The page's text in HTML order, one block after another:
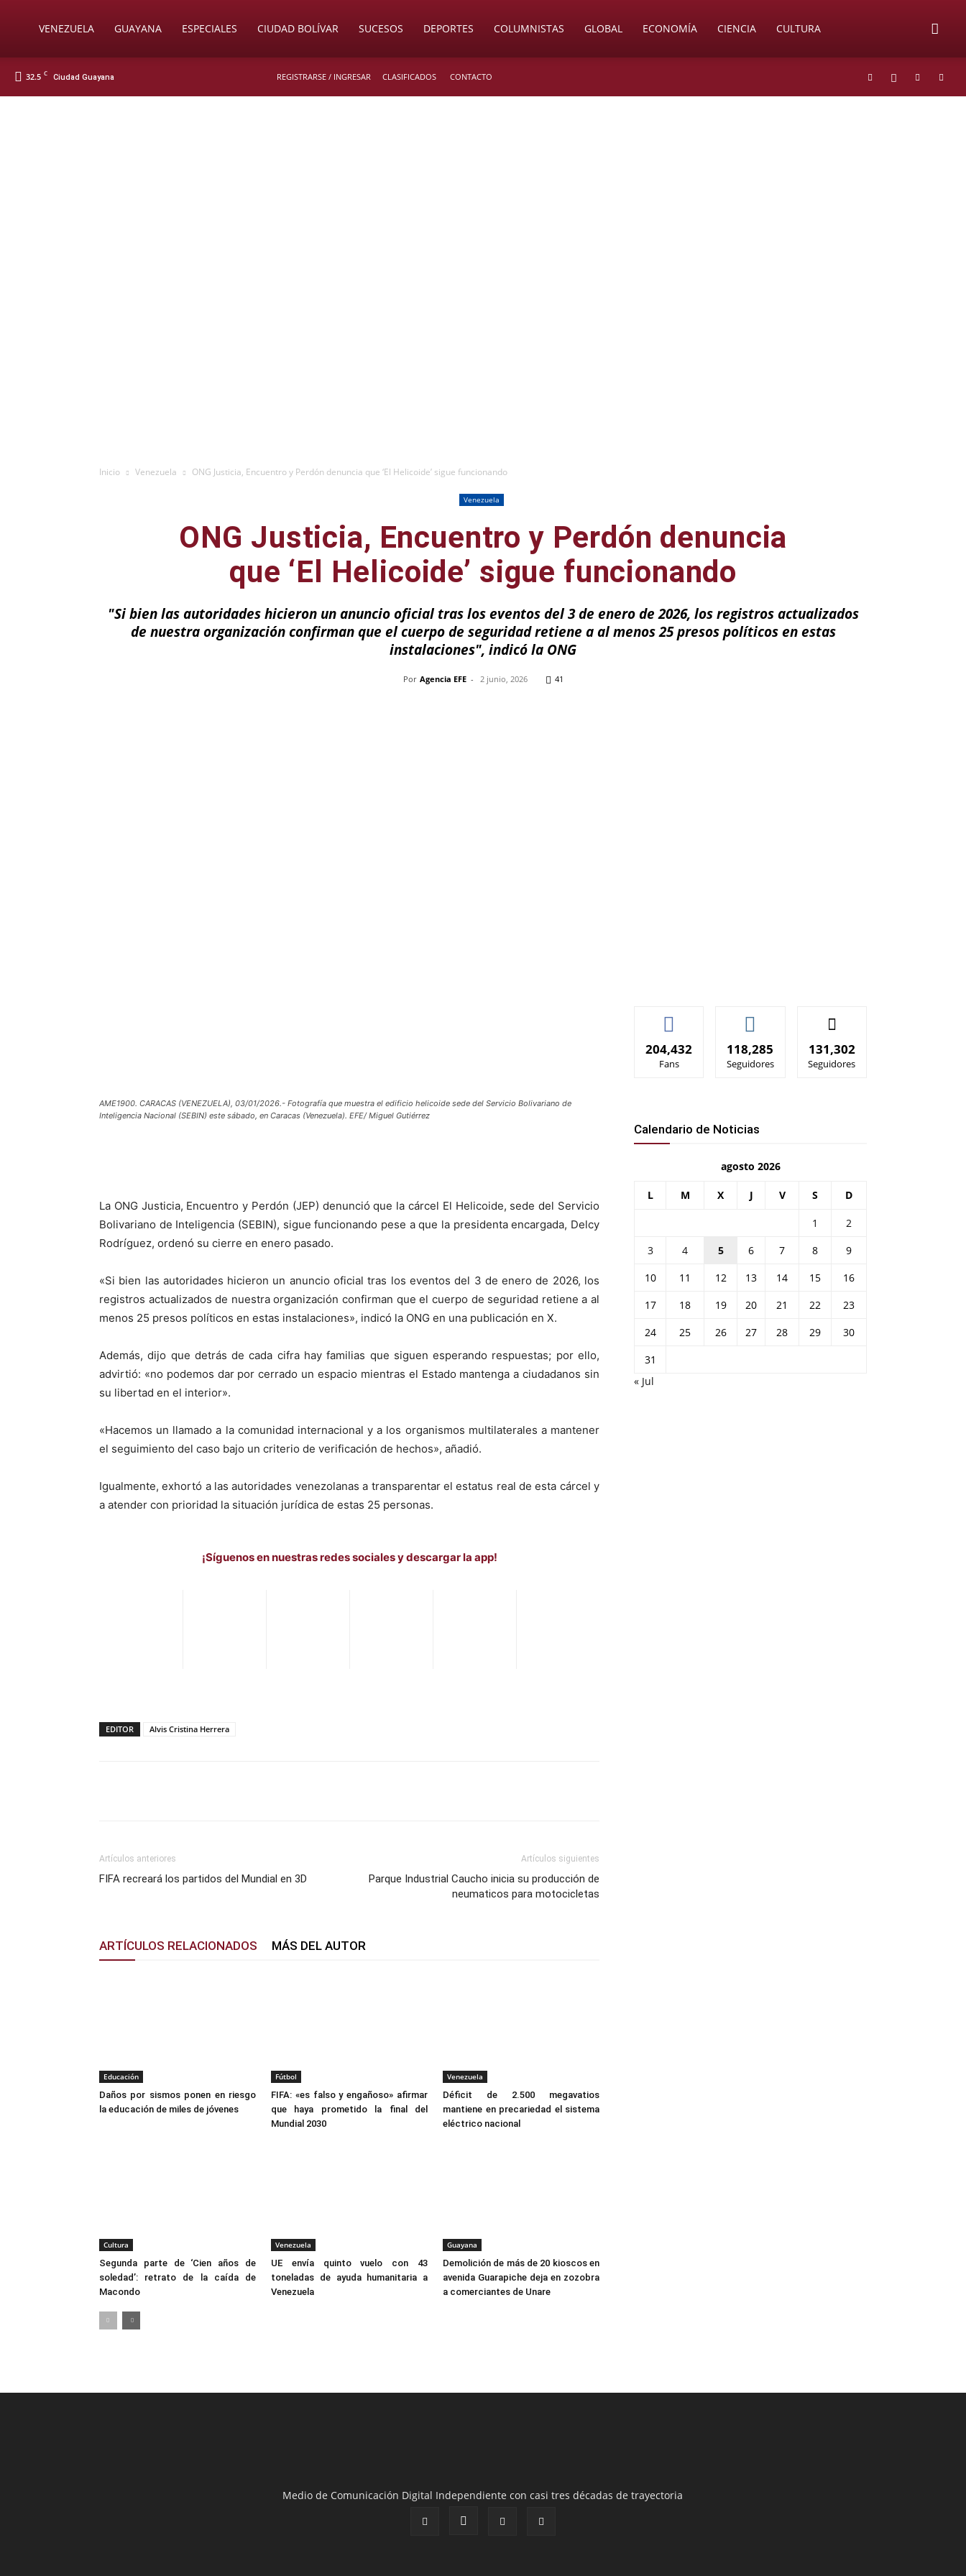
SoyVENEZUELA GUAYANA ESPECIALES CIUDAD BOLÍVAR SUCESOS DEPORTES COLUMNISTAS GLOBAL ECONOMÍA CIENCIA CULTURA
32.5 C Ciudad Guayana REGISTRARSE / INGRESAR CLASIFICADOS CONTACTO
Inicio Venezuela ONG Justicia, Encuentro y Perdón denuncia que ‘El Helicoide’ sigue funcionando
Venezuela
ONG Justicia, Encuentro y Perdón denuncia
que ‘El Helicoide’ sigue funcionando
"Si bien las autoridades hicieron un anuncio oficial tras los eventos del 3 de enero de 2026, los registros actualizados
de nuestra organización confirman que el cuerpo de seguridad retiene a al menos 25 presos políticos en estas
instalaciones", indicó la ONG
Por Agencia EFE - 2 junio, 2026 41
AME1900. CARACAS (VENEZUELA), 03/01/2026.- Fotografía que muestra el edificio helicoide sede del Servicio Bolivariano de
Inteligencia Nacional (SEBIN) este sábado, en Caracas (Venezuela). EFE/ Miguel Gutiérrez
La ONG Justicia, Encuentro y Perdón (JEP) denunció que la cárcel El Helicoide, sede del Servicio
Bolivariano de Inteligencia (SEBIN), sigue funcionando pese a que la presidenta encargada, Delcy
Rodríguez, ordenó su cierre en enero pasado.
«Si bien las autoridades hicieron un anuncio oficial tras los eventos del 3 de enero de 2026, los
registros actualizados de nuestra organización confirman que el cuerpo de seguridad retiene a al
menos 25 presos políticos en estas instalaciones», indicó la ONG en una publicación en X.
Además, dijo que detrás de cada cifra hay familias que siguen esperando respuestas; por ello,
advirtió: «no podemos dar por cerrado un espacio mientras el Estado mantenga a ciudadanos sin
su libertad en el interior».
«Hacemos un llamado a la comunidad internacional y a los organismos multilaterales a mantener
el seguimiento del caso bajo un criterio de verificación de hechos», añadió.
Igualmente, exhortó a las autoridades venezolanas a transparentar el estatus real de esta cárcel y
a atender con prioridad la situación jurídica de estas 25 personas.
¡Síguenos en nuestras redes sociales y descargar la app!
EDITOR Alvis Cristina Herrera
Artículos anteriores
FIFA recreará los partidos del Mundial en 3D
Artículos siguientes
Parque Industrial Caucho inicia su producción de
neumaticos para motocicletas
ARTÍCULOS RELACIONADOS MÁS DEL AUTOR
Educación
Daños por sismos ponen en riesgo
la educación de miles de jóvenes
Fútbol
FIFA: «es falso y engañoso» afirmar
que haya prometido la final del
Mundial 2030
Venezuela
Déficit de 2.500 megavatios
mantiene en precariedad el sistema
eléctrico nacional
Cultura
Segunda parte de ‘Cien años de
soledad’: retrato de la caída de
Macondo
Venezuela
UE envía quinto vuelo con 43
toneladas de ayuda humanitaria a
Venezuela
Guayana
Demolición de más de 20 kioscos en
avenida Guarapiche deja en zozobra
a comerciantes de Unare
204,432
Fans
118,285
Seguidores
131,302
Seguidores
Calendario de Noticias
agosto 2026
L M X J V S D
1
2
3
4 5 6 7 8
9
10
11 12 13 14 15
16
17
18 19 20 21 22
23
24
25 26 27 28 29
30
31
« Jul
Medio de Comunicación Digital Independiente con casi tres décadas de trayectoria